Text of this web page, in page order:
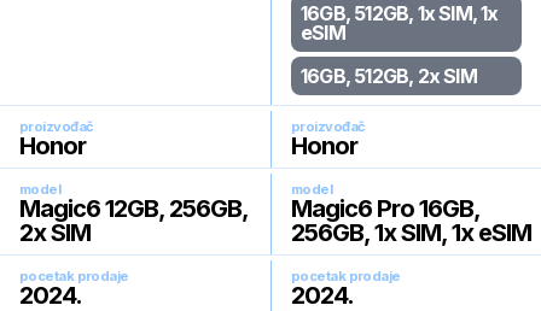
16GB, 512GB, 1x SIM, 1x
eSIM
16GB, 512GB, 2x SIM
proizvođač
Honor
proizvođač
Honor
model
Magic6 12GB, 256GB,
2x SIM
model
Magic6 Pro 16GB,
256GB, 1x SIM, 1x eSIM
pocetak prodaje
2024.
pocetak prodaje
2024.